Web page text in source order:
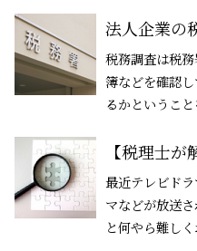
法人企業の
税務調査は税
簿などを確認
るかというこ
【税理士
最近テレビド
マなどが放送
と何やら難し